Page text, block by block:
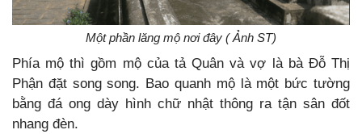
Một phần lăng mộ nơi đây ( Ảnh ST)
Phía mộ thì gồm mộ của tả Quân và vợ là bà Đỗ Thị
Phận đặt song song. Bao quanh mộ là một bức tường
bằng đá ong dày hình chữ nhật thông ra tận sân đốt
nhang đèn.